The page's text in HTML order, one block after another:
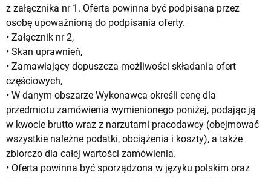
z załącznika nr 1. Oferta powinna być podpisana przez
osobę upoważnioną do podpisania oferty.
• Załącznik nr 2,
• Skan uprawnień,
• Zamawiający dopuszcza możliwości składania ofert
częściowych,
• W danym obszarze Wykonawca określi cenę dla
przedmiotu zamówienia wymienionego poniżej, podając ją
w kwocie brutto wraz z narzutami pracodawcy (obejmować
wszystkie należne podatki, obciążenia i koszty), a także
zbiorczo dla całej wartości zamówienia.
• Oferta powinna być sporządzona w języku polskim oraz